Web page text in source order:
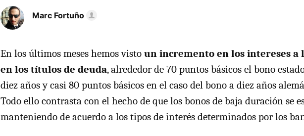
Marc Fortuño
En los últimos meses hemos visto un incremento en los intereses a
en los títulos de deuda, alrededor de 70 puntos básicos el bono
diez años y casi 80 puntos básicos en el caso del bono a diez años
Todo ello contrasta con el hecho de que los bonos de baja duración se
manteniendo de acuerdo a los tipos de interés determinados por los